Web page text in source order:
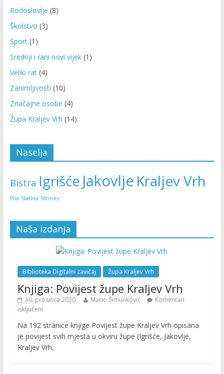
Rodoslovlje (8)
Školstvo (3)
Sport(1)
Srednji i rani novi vijek(1)
Veliki rat(4)
Zanimljivosti (10)
Značajne osobe (4)
Župa Kraljev Vrh (14)
Naselja
Bistra Igrišće Jakovlje Kraljev Vrh
Pila Slatina Strmec
Naša izdanja
Biblioteka Digitalni zavičaj Župa Kraljev Vrh
Knjiga: Povijest župe Kraljev Vrh
30. prosinca 2020. Mario Šimunković
Komentari
isključeni
Na 192 stranice knjige Povijest župe Kraljev Vrh opisana
je povijest svih mjesta u okviru župe (Igrišće, Jakovlje,
Kraljev Vrh,